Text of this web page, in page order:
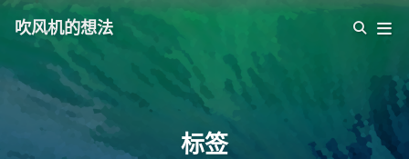
吹风机的想法
标签